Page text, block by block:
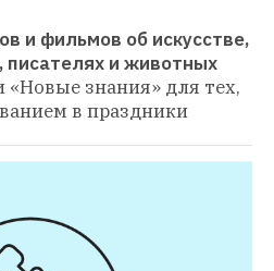
и фильмов об искусстве,
и животных
«Новые знания» для тех,
в праздники